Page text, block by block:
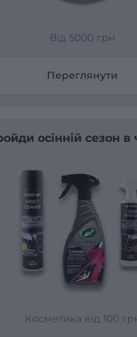
Від 5000 грн
Переглянути
осінній сезон в
Косметика від 100